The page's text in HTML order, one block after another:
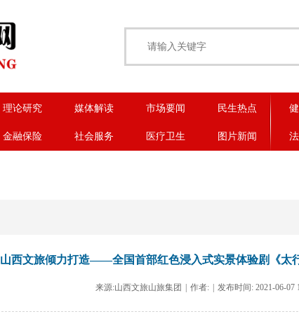
理论研究 媒体解读 市场要闻 民生热点
金融保险 社会服务 医疗卫生 图片新闻
山西文旅倾力打造——全国首部红色浸入式实景体验剧《太
来源:山西文旅山旅集团 | 作者: | 发布时间: 2021-06-07